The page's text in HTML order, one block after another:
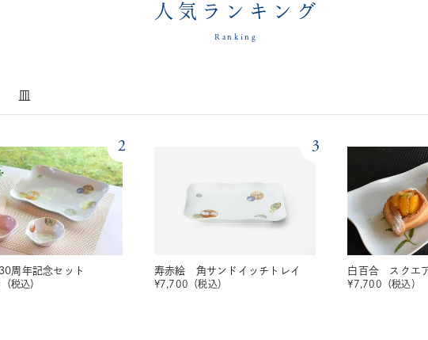
人気ランキング
Ranking
皿
2
周年記念セット
（税込）
3
寿赤絵 角サンドイッチトレイ
¥7,700 （税込）
白百合 スクエ
¥7,700 （税込）